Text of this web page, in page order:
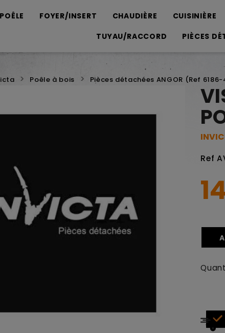
POÊLE FOYER/INSERT CHAUDIÈRE CUISINIÈRE
TUYAU/RACCORD
PIÈCES
Poêle à bois Pièces détachées ANGOR (Ref
Ref